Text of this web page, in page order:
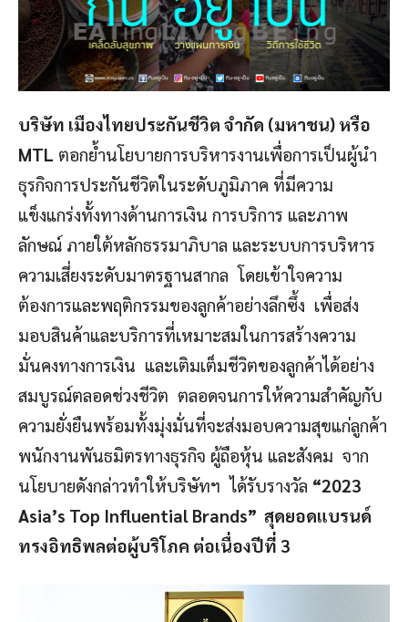
บริษัท เมืองไทยประกันชีวิต จำกัด (มหาชน) หรือ
MTL ตอกย้ำนโยบายการบริหารงานเพื่อการเป็นผู้นำ
ธุรกิจการประกันชีวิตในระดับภูมิภาค ที่มีความ
แข็งแกร่งทั้งทางด้านการเงิน การบริการ และภาพ
ลักษณ์ ภายใต้หลักธรรมาภิบาล และระบบการบริหาร
ความเสี่ยงระดับมาตรฐานสากล โดยเข้าใจความ
ต้องการและพฤติกรรมของลูกค้าอย่างลึกซึ้ง เพื่อส่ง
มอบสินค้าและบริการที่เหมาะสมในการสร้างความ
มั่นคงทางการเงิน และเติมเต็มชีวิตของลูกค้าได้อย่าง
สมบูรณ์ตลอดช่วงชีวิต ตลอดจนการให้ความสำคัญกับ
ความยั่งยืนพร้อมทั้งมุ่งมั่นที่จะส่งมอบความสุขแก่ลูกค้า
พนักงานพันธมิตรทางธุรกิจ ผู้ถือหุ้น และสังคม จาก
นโยบายดังกล่าวทำให้บริษัทฯ ได้รับรางวัล “2023
Asia’s Top Influential Brands” สุดยอดแบรนด์
ทรงอิทธิพลต่อผู้บริโภค ต่อเนื่องปีที่ 3